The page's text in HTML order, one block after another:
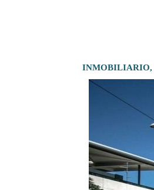
INMOBILIARIO,